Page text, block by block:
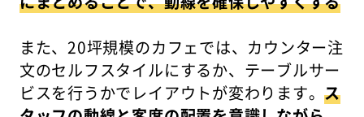
また、20坪規模のカフェでは、カウンター注
文のセルフスタイルにするか、テーブルサー
ビスを行うかでレイアウトが変わります。ス